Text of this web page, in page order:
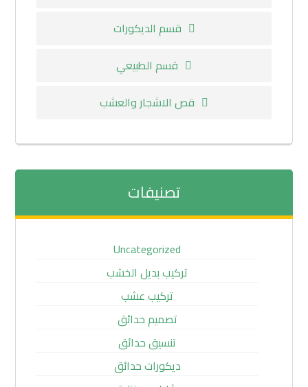
قسم الديكورات
قسم الطبيعي
قص الاشجار والعشب
تصنيفات
Uncategorized
تركيب بديل الخشب
تركيب عشب
تصميم حدائق
تنسيق حدائق
ديكورات حدائق